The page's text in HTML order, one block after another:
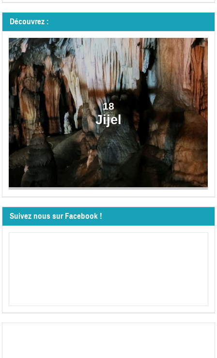
Découvrez :
18
Jijel
Suivez nous sur Facebook !